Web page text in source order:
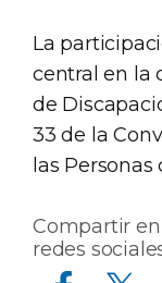
La
central en la
de
33 de la
las
Compartir en
redes
Compartir en Facebook Compartir en Twitter